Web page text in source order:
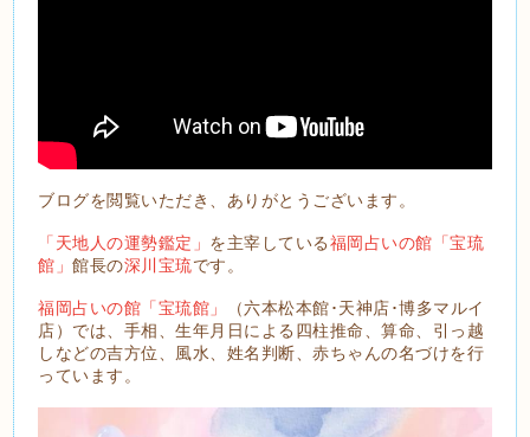
ブログを閲覧いただき、ありがとうございます。
「天地人の運勢鑑定」 を主宰している福岡占いの館「宝琉
館」館長の深川宝琉です。
福岡占いの館「宝琉館」
（六本松本館･天神店･博多マルイ
店）では、手相、生年月日による四柱推命、算命、引っ越
しなどの吉方位、風水、姓名判断、赤ちゃんの名づけを行
っています。